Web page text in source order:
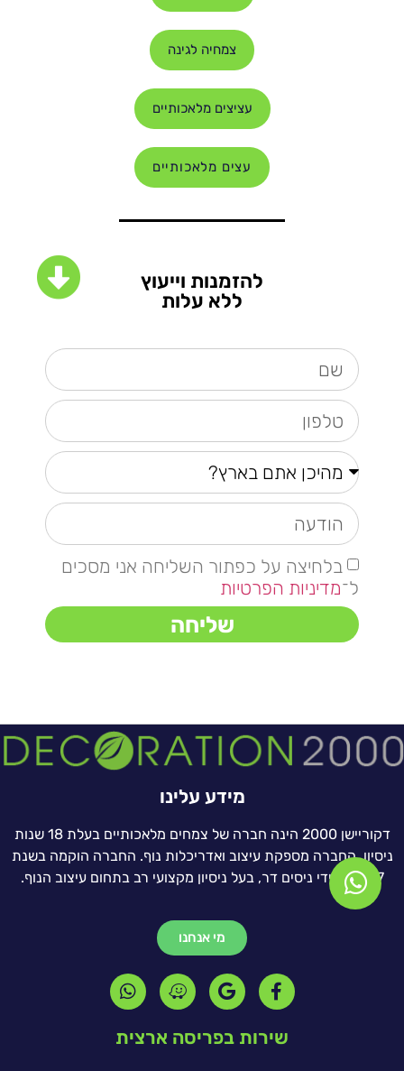
צמחיה לגינה
עציצים מלאכותיים
עצים מלאכותיים
להזמנות וייעוץ
ללא עלות
בלחיצה על כפתור השליחה אני מסכים
ל־מדיניות הפרטיות
שליחה
מידע עלינו
דקוריישן 2000 הינה חברה של צמחים מלאכותיים בעלת 18 שנות
ניסיון. החברה מספקת עיצוב ואדריכלות נוף. החברה הוקמה בשנת
1997 על ידי ניסים דר, בעל ניסיון מקצועי רב בתחום עיצוב הנוף.
מי אנחנו
שירות בפריסה ארצית